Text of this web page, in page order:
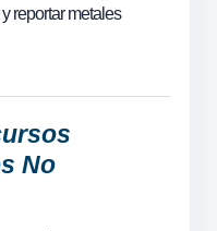
reportar metales
No